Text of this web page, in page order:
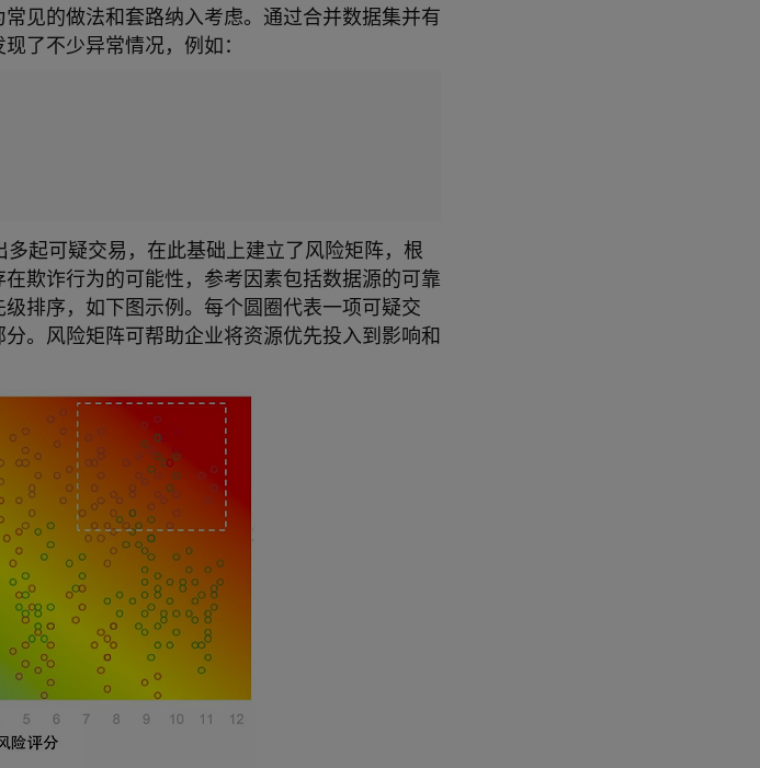
见的做法和套路纳入考虑。通过合并数据集并有
了不少异常情况，例如：
起可疑交易，在此基础上建立了风险矩阵，根
欺诈行为的可能性，参考因素包括数据源的可靠
排序，如下图示例。每个圆圈代表一项可疑交
。风险矩阵可帮助企业将资源优先投入到影响和